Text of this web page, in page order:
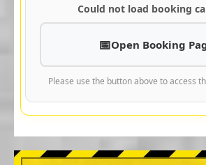
Could not load booking
Open Booking
Please use the button above to access